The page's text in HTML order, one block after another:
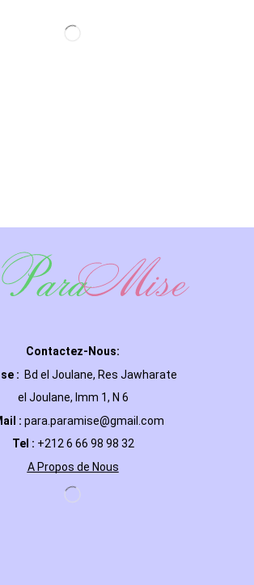
Contactez-Nous:
: Bd el Joulane, Res Jawharate
el Joulane, Imm 1, N 6
: para.paramise@gmail.com
Tel : +212 6 66 98 98 32
A Propos de Nous